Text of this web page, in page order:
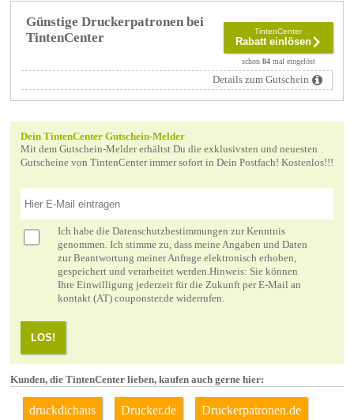
Günstige Druckerpatronen bei
TintenCenter
TintenCenter
Rabatt einlösen
schon 84mal eingelöst
Details zum Gutschein
Dein TintenCenter Gutschein-Melder
Mit dem Gutschein-Melder erhältst Du die exklusivsten und neuesten
Gutscheine von TintenCenter immer sofort in Dein Postfach! Kostenlos!!!
Ich habe die Datenschutzbestimmungen zur Kenntnis
genommen. Ich stimme zu, dass meine Angaben und Daten
zur Beantwortung meiner Anfrage elektronisch erhoben,
gespeichert und verarbeitet werden.Hinweis: Sie können
Ihre Einwilligung jederzeit für die Zukunft per E-Mail an
kontakt (AT) couponster.de widerrufen.
LOS!
Kunden, die TintenCenter lieben, kaufen auch gerne hier:
druckdichaus Drucker.de Druckerpatronen.de